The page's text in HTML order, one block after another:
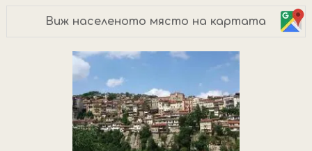
Виж населеното място на картата